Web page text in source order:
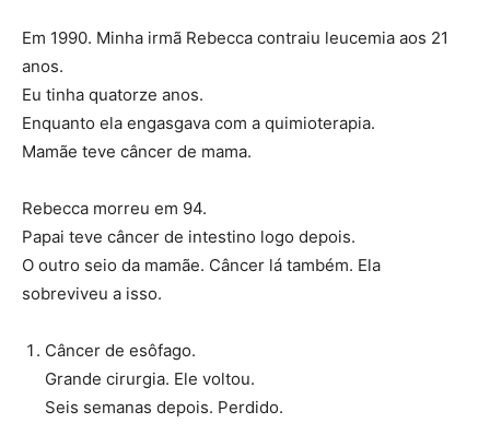
Em 1990. Minha irmã Rebecca contraiu leucemia aos 21
anos.
Eu tinha quatorze anos.
Enquanto ela engasgava com a quimioterapia.
Mamãe teve câncer de mama.
Rebecca morreu em 94.
Papai teve câncer de intestino logo depois.
O outro seio da mamãe. Câncer lá também. Ela
sobreviveu a isso.
Câncer de esôfago.
Grande cirurgia. Ele voltou.
Seis semanas depois. Perdido.